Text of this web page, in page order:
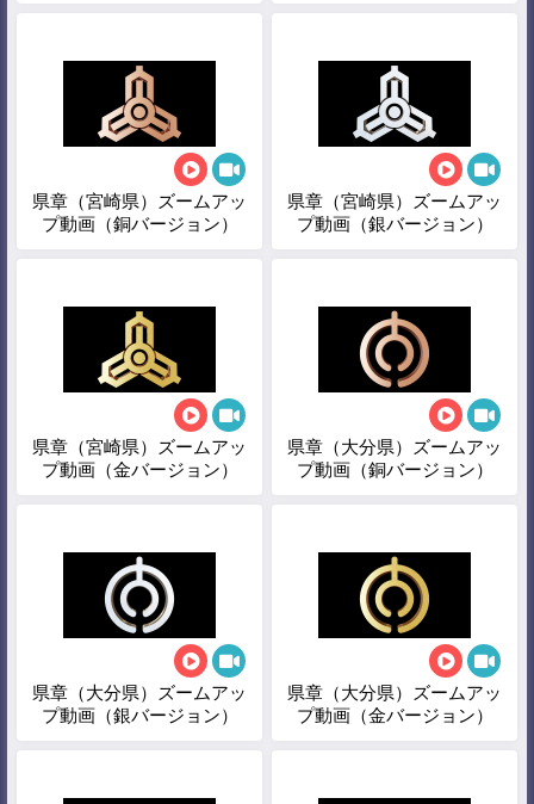
県章（宮崎県）ズームアッ
プ動画（銅バージョン）
県章（宮崎県）ズームアッ
プ動画（銀バージョン）
県章（宮崎県）ズームアッ
プ動画（金バージョン）
県章（大分県）ズームアッ
プ動画（銅バージョン）
県章（大分県）ズームアッ
プ動画（銀バージョン）
県章（大分県）ズームアッ
プ動画（金バージョン）